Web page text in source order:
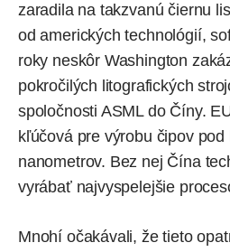
zaradila na takzvanú čiernu
od amerických technológií,
roky neskôr Washington
pokročilých litografických
spoločnosti ASML do Číny.
kľúčová pre výrobu čipov pod
nanometrov. Bez nej Čína
vyrábať najvyspelejšie
Mnohí očakávali, že tieto